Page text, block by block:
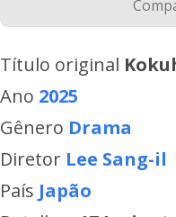
Título original
Ano 2025
Gênero Drama
Diretor Lee Sang-il
País Japão